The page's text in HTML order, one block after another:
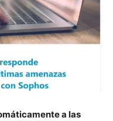
a las